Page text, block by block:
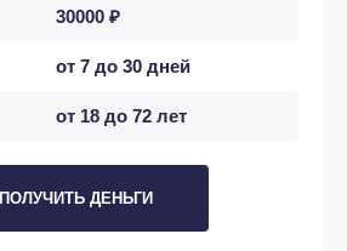
30000 ₽
от 7 до 30 дней
от 18 до 72 лет
ПОЛУЧИТЬ ДЕНЬГИ